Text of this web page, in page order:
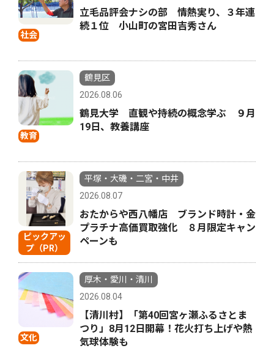
社会
立毛品評会ナシの部 情熱実り、３年連
続１位 小山町の宮田吉秀さん
教育
鶴見区
2026.08.06
鶴見大学 直観や持続の概念学ぶ ９月
19日、教養講座
ピックアッ
プ（PR）
平塚・大磯・二宮・中井
2026.08.07
おたからや西八幡店 ブランド時計・金
プラチナ高価買取強化 ８月限定キャン
ペーンも
文化
厚木・愛川・清川
2026.08.04
【清川村】「第40回宮ヶ瀬ふるさとま
つり」8月12日開幕！花火打ち上げや熱
気球体験も